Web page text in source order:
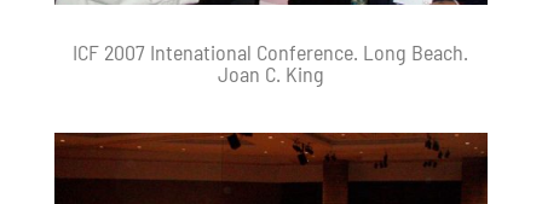
ICF 2007 Intenational Conference. Long Beach.
Joan C. King